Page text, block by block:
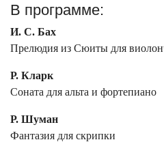
В программе:
И. С. Бах
Прелюдия из Сюиты для
Р. Кларк
Соната для альта и фортепиано
Р. Шуман
Фантазия для скрипки